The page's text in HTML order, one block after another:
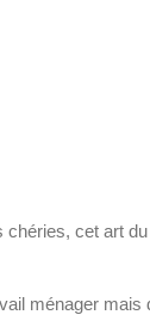
cet art
ménager mais